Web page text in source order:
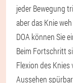
jeder Bewegung
aber das Knie
DOA können Sie
Beim Fortschritt
Flexion des
Aussehen spürbar.